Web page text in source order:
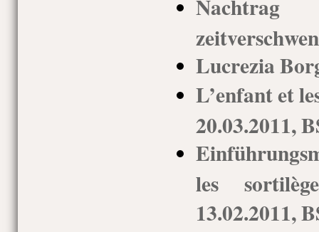
Lucrezia
L’enfant et
20.03.2011,
les
13.02.2011,